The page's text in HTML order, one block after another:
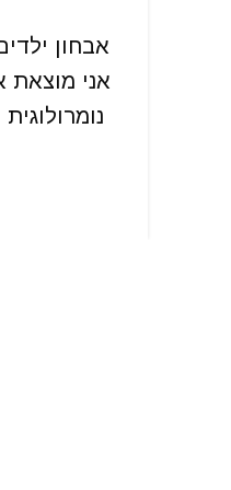
אבחון
אני